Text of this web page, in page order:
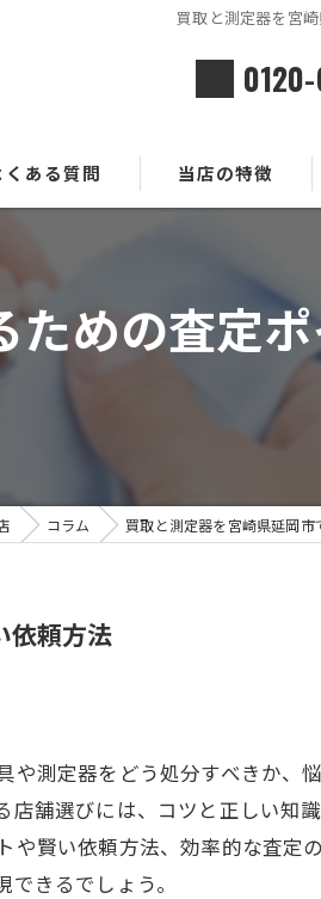
買取と測定器を宮
くある質問 当店の特徴
ブランド品
めの査定
コラム 買取と測定器を宮崎県延岡
依頼方法
測定器をどう処分すべきか、
舗選びには、コツと正しい知
賢い依頼方法、効率的な査定
きるでしょう。